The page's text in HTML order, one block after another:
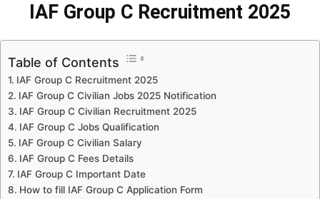
IAF Group C Recruitment 2025
Table of Contents
IAF Group C Recruitment 2025
IAF Group C Civilian Jobs 2025 Notification
IAF Group C Civilian Recruitment 2025
IAF Group C Jobs Qualification
IAF Group C Civilian Salary
IAF Group C Fees Details
IAF Group C Important Date
How to fill IAF Group C Application Form